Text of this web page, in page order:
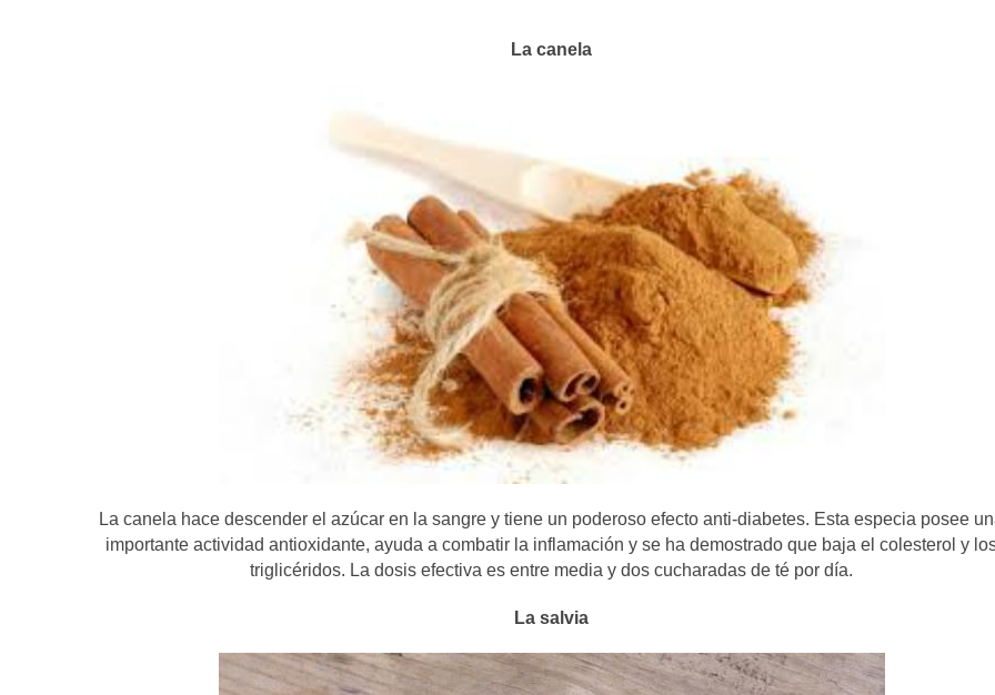
La canela
La canela hace descender el azúcar en la sangre y tiene un poderoso efecto anti-diabetes. Esta especia posee
importante actividad antioxidante, ayuda a combatir la inflamación y se ha demostrado que baja el colesterol y
triglicéridos. La dosis efectiva es entre media y dos cucharadas de té por día.
La salvia